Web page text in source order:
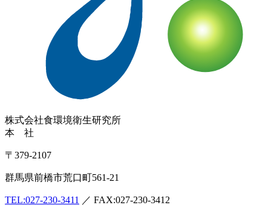
株式会社食環境衛生研究所
本 社
〒379-2107
群馬県前橋市荒口町561-21
TEL:027-230-3411 ／ FAX:027-230-3412